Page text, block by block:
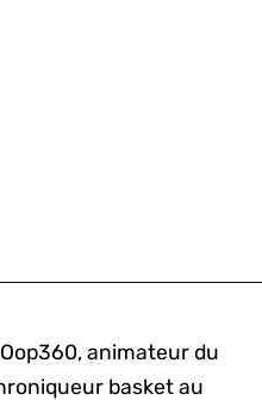
animateur du
basket au